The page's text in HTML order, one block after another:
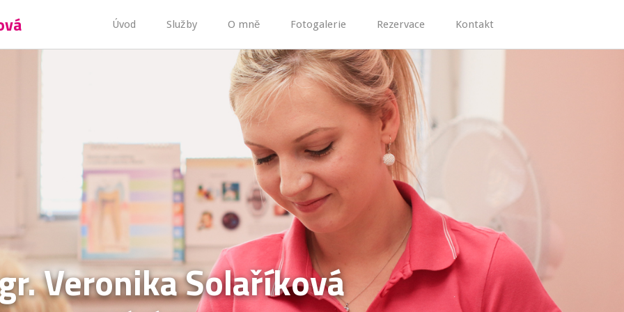
Úvod Služby O mně Fotogalerie Rezervace Kontakt
Veronika Solaříková